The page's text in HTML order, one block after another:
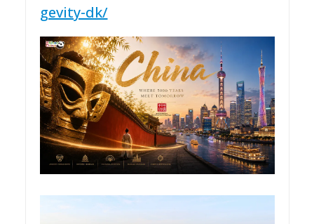
gevity-dk/